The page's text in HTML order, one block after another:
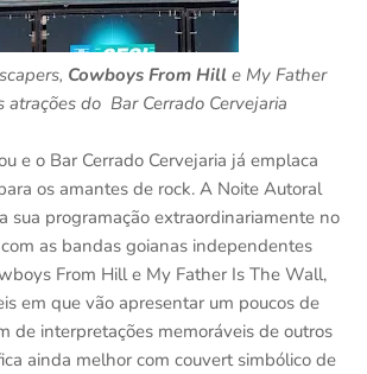
Cowboys From Hill e My Father
atrações do Bar Cerrado Cervejaria
e o Bar Cerrado Cervejaria já emplaca
os amantes de rock. A Noite Autoral
sua programação extraordinariamente no
as bandas goianas independentes
From Hill e My Father Is The Wall,
em que vão apresentar um poucos de
de interpretações memoráveis de outros
ainda melhor com couvert simbólico de